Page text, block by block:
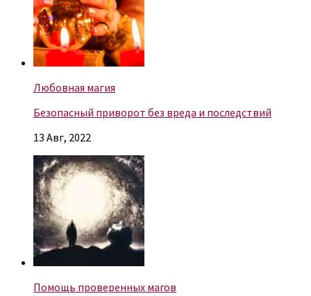
Любовная магия
Безопасный приворот без вреда и последствий
13 Авг, 2022
Помощь проверенных магов